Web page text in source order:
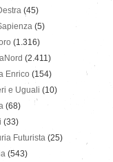
(45)
(5)
(1.316)
(2.411)
Enrico (154)
e Uguali (10)
(68)
(33)
Futurista (25)
(543)